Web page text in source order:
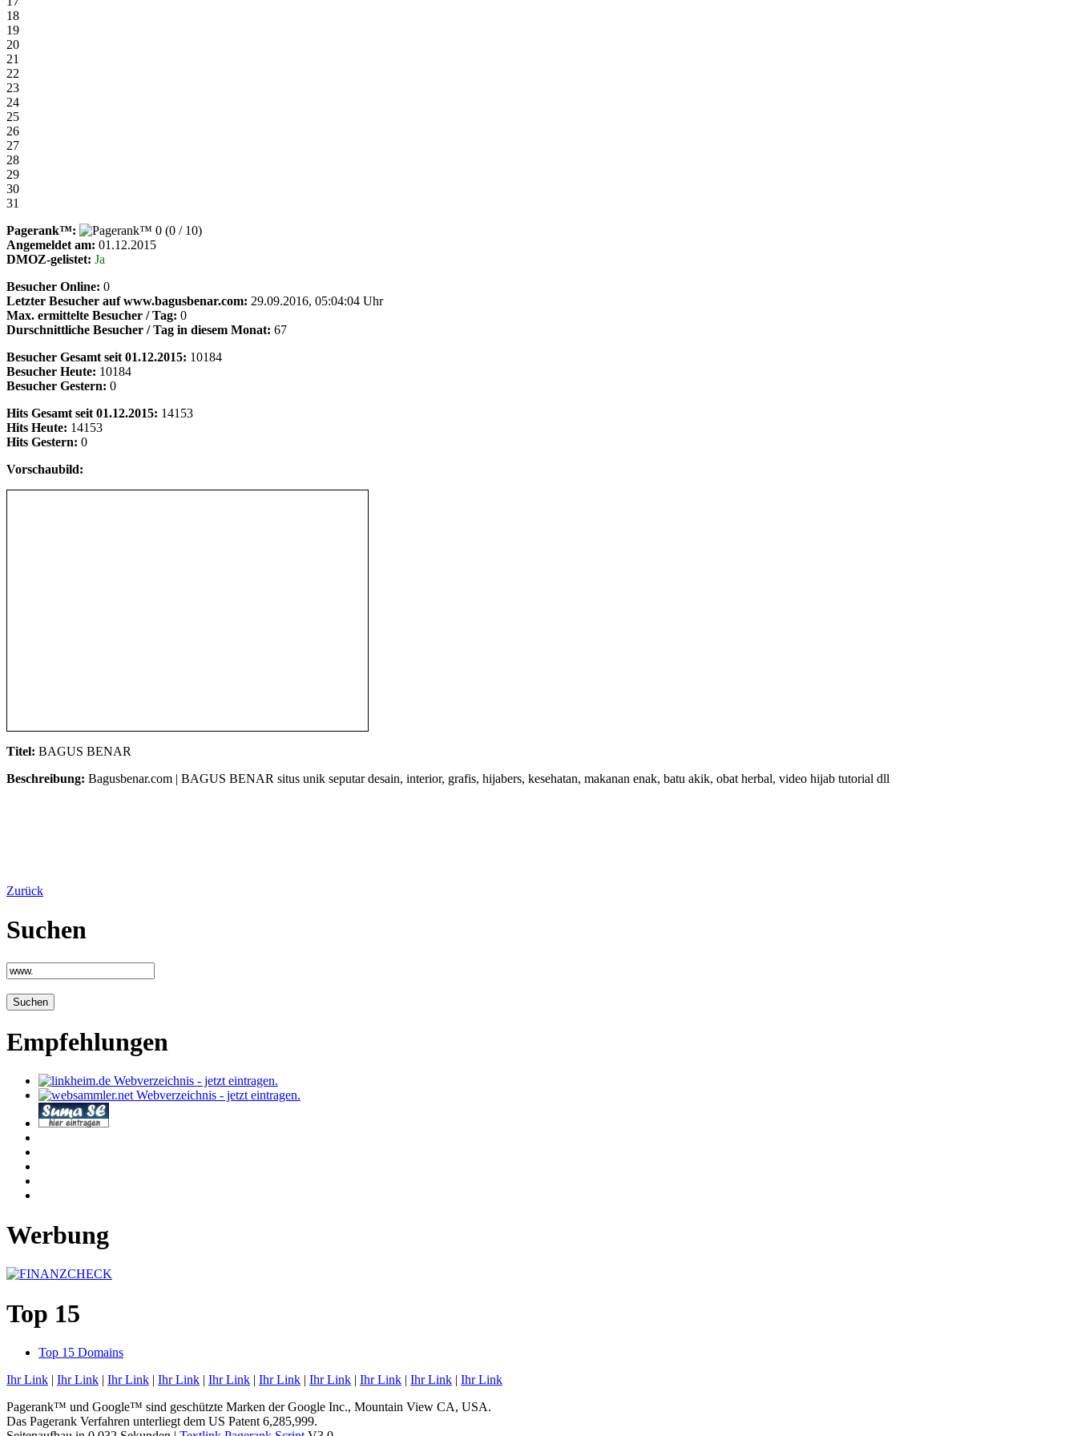
18
19
20
21
22
23
24
25
26
27
28
29
30
31
Pagerank™:
(0 / 10)
Angemeldet am: 01.12.2015
DMOZ-gelistet: Ja
Besucher Online: 0
Letzter Besucher auf www.bagusbenar.com: 29.09.2016, 05:04:04 Uhr
Max. ermittelte Besucher / Tag: 0
Durschnittliche Besucher / Tag in diesem Monat: 67
Besucher Gesamt seit 01.12.2015: 10184
Besucher Heute: 10184
Besucher Gestern: 0
Hits Gesamt seit 01.12.2015: 14153
Hits Heute: 14153
Hits Gestern: 0
Vorschaubild:
Titel: BAGUS BENAR
Beschreibung: Bagusbenar.com | BAGUS BENAR situs unik seputar desain, interior, grafis, hijabers, kesehatan, makanan enak, batu akik, obat herbal, video hijab tutorial dll
Zurück
Suchen
Empfehlungen
Werbung
Top 15
Top 15 Domains
Ihr Link | Ihr Link | Ihr Link | Ihr Link | Ihr Link | Ihr Link | Ihr Link | Ihr Link | Ihr Link | Ihr Link
Pagerank™ und Google™ sind geschützte Marken der Google Inc., Mountain View CA, USA.
Das Pagerank Verfahren unterliegt dem US Patent 6,285,999.